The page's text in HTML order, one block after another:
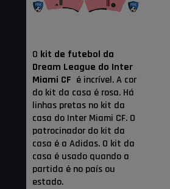
O kit de futebol da
Dream League do Inter
Miami CF é incrível. A cor
do kit da casa é rosa. Há
linhas pretas no kit da
casa do Inter Miami CF. O
patrocinador do kit da
casa é a Adidas. O kit da
casa é usado quando a
partida é no país ou
estado.